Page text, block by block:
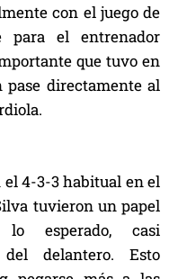
con el juego de
para el entrenador
que tuvo en
pase directamente al
el 4-3-3 habitual en el
tuvieron un papel
esperado, casi
delantero. Esto